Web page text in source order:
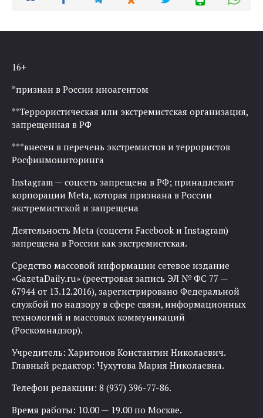
16+
*признан в России иноагентом
**Террористическая или экстремистская организация,
запрещенная в РФ
***внесен в перечень экстремистов и террористов
Росфинмониторинга
Instagram — соцсеть запрещена в РФ; принадлежит
корпорации Meta, которая признана в России
экстремистской и запрещена
Деятельность Meta (соцсети Facebook и Instagram)
запрещена в России как экстремистская.
Средство массовой информации сетевое издание
«GazetaDaily.ru» (реестровая запись ЭЛ № ФС 77 —
67944 от 13.12.2016), зарегистрировано Федеральной
службой по надзору в сфере связи, информационных
технологий и массовых коммуникаций
(Роскомнадзор).
Учредитель: Харитонов Константин Николаевич.
Главный редактор: Чухутова Мария Николаевна.
Телефон редакции: 8 (937) 396-77-86.
Время работы: 10.00 — 19.00 по Москве.